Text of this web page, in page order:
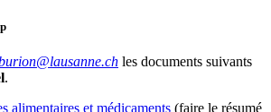
les documents suivants
.
alimentaires et médicaments (faire le résumé